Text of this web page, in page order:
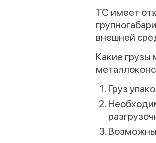
ТС имеет
внешней
Какие
Груз